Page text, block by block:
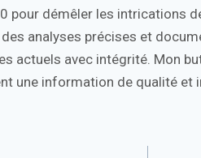
pour démêler les intrications
analyses précises et
actuels avec intégrité. Mon
une information de qualité et